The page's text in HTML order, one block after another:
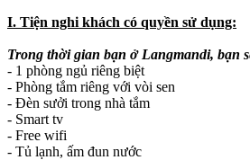
I. Tiện nghi khách có quyền sử dụng:
Trong thời gian bạn ở Langmandi, bạn
- 1 phòng ngủ riêng biệt
- Phòng tắm riêng với vòi sen
- Đèn sưởi trong nhà tắm
- Smart tv
- Free wifi
- Tủ lạnh, ấm đun nước